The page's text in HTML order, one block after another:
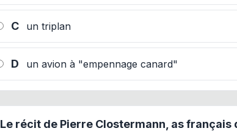
C un triplan
D un avion à "empennage canard"
Le récit de Pierre Clostermann, as